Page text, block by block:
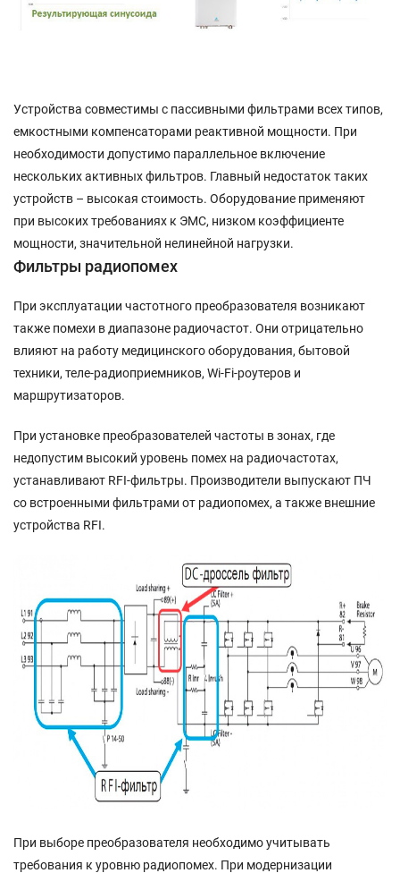
Устройства совместимы с пассивными фильтрами всех типов,
емкостными компенсаторами реактивной мощности. При
необходимости допустимо параллельное включение
нескольких активных фильтров. Главный недостаток таких
устройств – высокая стоимость. Оборудование применяют
при высоких требованиях к ЭМС, низком коэффициенте
мощности, значительной нелинейной нагрузки.
Фильтры радиопомех
При эксплуатации частотного преобразователя возникают
также помехи в диапазоне радиочастот. Они отрицательно
влияют на работу медицинского оборудования, бытовой
техники, теле-радиоприемников, Wi-Fi-роутеров и
маршрутизаторов.
При установке преобразователей частоты в зонах, где
недопустим высокий уровень помех на радиочастотах,
устанавливают RFI-фильтры. Производители выпускают ПЧ
со встроенными фильтрами от радиопомех, а также внешние
устройства RFI.
При выборе преобразователя необходимо учитывать
требования к уровню радиопомех. При модернизации